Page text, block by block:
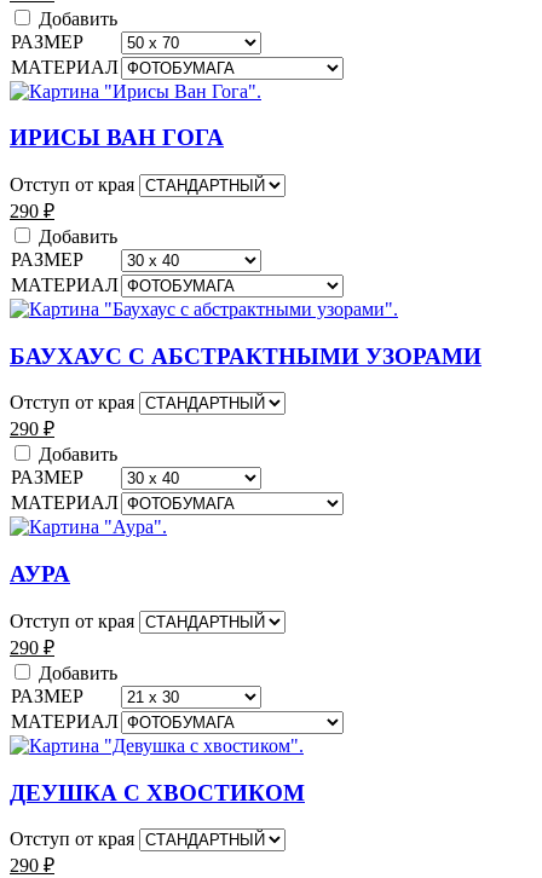
Добавить
РАЗМЕР
МАТЕРИАЛ
ИРИСЫ ВАН ГОГА
Отступ от края
290 ₽
Добавить
РАЗМЕР
МАТЕРИАЛ
БАУХАУС С АБСТРАКТНЫМИ УЗОРАМИ
Отступ от края
290 ₽
Добавить
РАЗМЕР
МАТЕРИАЛ
АУРА
Отступ от края
290 ₽
Добавить
РАЗМЕР
МАТЕРИАЛ
ДЕУШКА С ХВОСТИКОМ
Отступ от края
290 ₽